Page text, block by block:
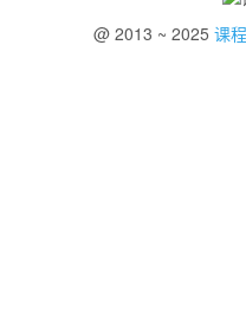
@ 2013 ~ 2025 课